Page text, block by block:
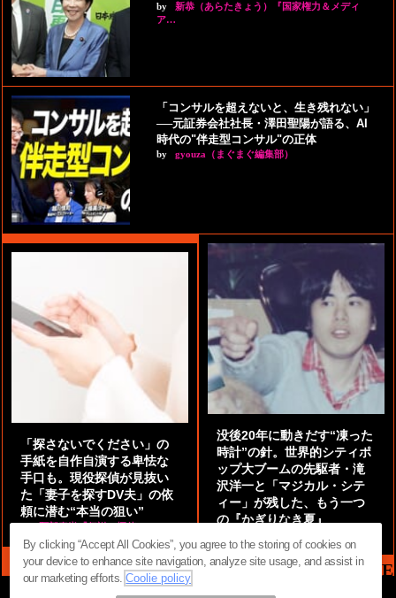
by
新恭（あらたきょう）『国家権力＆メディ
ア…
「コンサルを超えないと、生き残れない」
──元証券会社社長・澤田聖陽が語る、AI
時代の"伴走型コンサル"の正体
by gyouza（まぐまぐ編集部）
「探さないでください」の
手紙を自作自演する卑怯な
手口も。現役探偵が見抜い
た「妻子を探すDV夫」の依
頼に潜む“本当の狙い”
by 阿部泰尚『伝説の探偵』
没後20年に動きだす“凍った
時計”の針。世界的シティポ
ップ大ブームの先駆者・滝
沢洋一と「マジカル・シテ
ィー」が残した、もう一つ
の『かぎりなき夏』
MAG2 NEWS HEADLINE
By clicking “Accept All Cookies”, you agree to the storing of cookies on
your device to enhance site navigation, analyze site usage, and assist in
our marketing efforts.Coolie policy